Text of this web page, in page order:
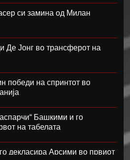
си замина од Милан
Де Јонг во трансферот на
победи на спринтот во
Башкими и го
на табелата
декласира Арсими во првиот